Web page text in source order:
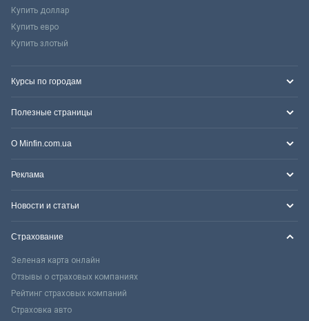
Купить доллар
Купить евро
Купить злотый
Курсы по городам
Полезные страницы
О Minfin.com.ua
Реклама
Новости и статьи
Страхование
Зеленая карта онлайн
Отзывы о страховых компаниях
Рейтинг страховых компаний
Страховка авто